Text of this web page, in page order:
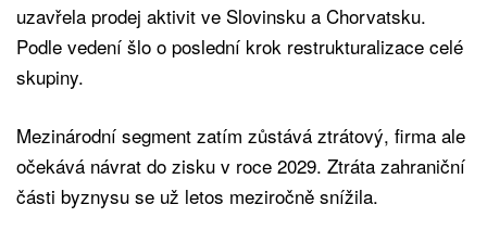
uzavřela prodej aktivit ve Slovinsku a Chorvatsku.
Podle vedení šlo o poslední krok restrukturalizace celé
skupiny.
Mezinárodní segment zatím zůstává ztrátový, firma ale
očekává návrat do zisku v roce 2029. Ztráta zahraniční
části byznysu se už letos meziročně snížila.